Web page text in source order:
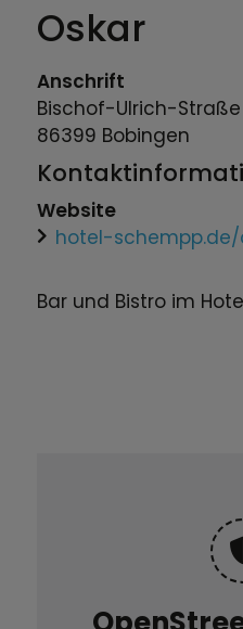
Oskar
Bar und Bistro im
Anschrift
Bischof-Ulrich-Straße
86399 Bobingen
Website
hotel-schempp.de/